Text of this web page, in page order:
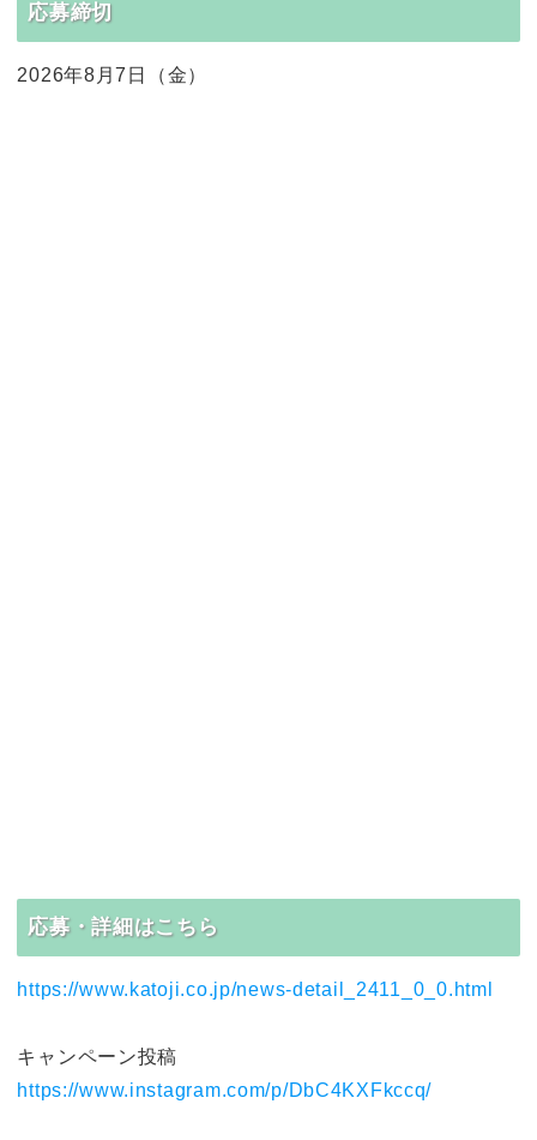
応募締切
2026年8月7日（金）
応募・詳細はこちら
https://www.katoji.co.jp/news-detail_2411_0_0.html
キャンペーン投稿
https://www.instagram.com/p/DbC4KXFkccq/